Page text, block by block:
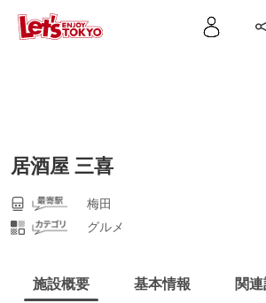
居酒屋 三喜
梅田
グルメ
施設概要 基本情報 関